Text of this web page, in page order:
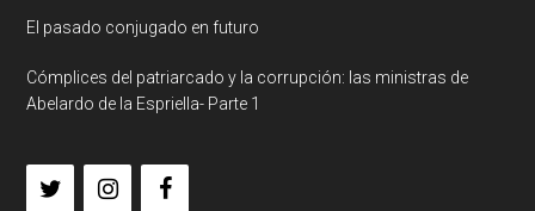
El pasado conjugado en futuro
Cómplices del patriarcado y la corrupción: las ministras de
Abelardo de la Espriella- Parte 1